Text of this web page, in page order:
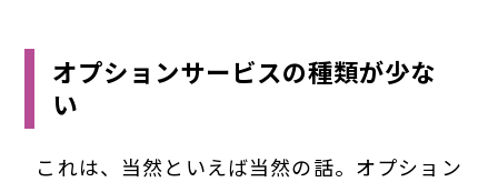
オプションサービスの種類が少な
い
これは、当然といえば当然の話。オプション